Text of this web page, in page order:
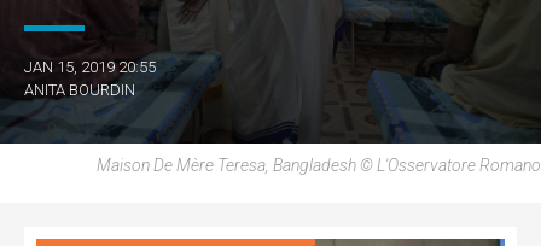
JAN 15, 2019 20:55
ANITA BOURDIN
Maison De Mère Teresa, Bangladesh © L'Osservatore Romano